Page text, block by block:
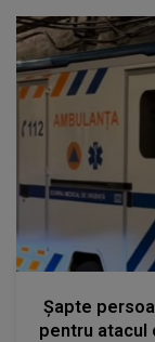
Șapte
pentru atacul